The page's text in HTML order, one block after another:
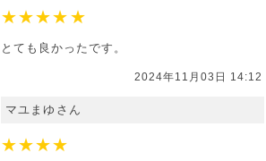
★★★★★
とても良かったです。
2024年11月03日 14:12
マユまゆさん
★★★★